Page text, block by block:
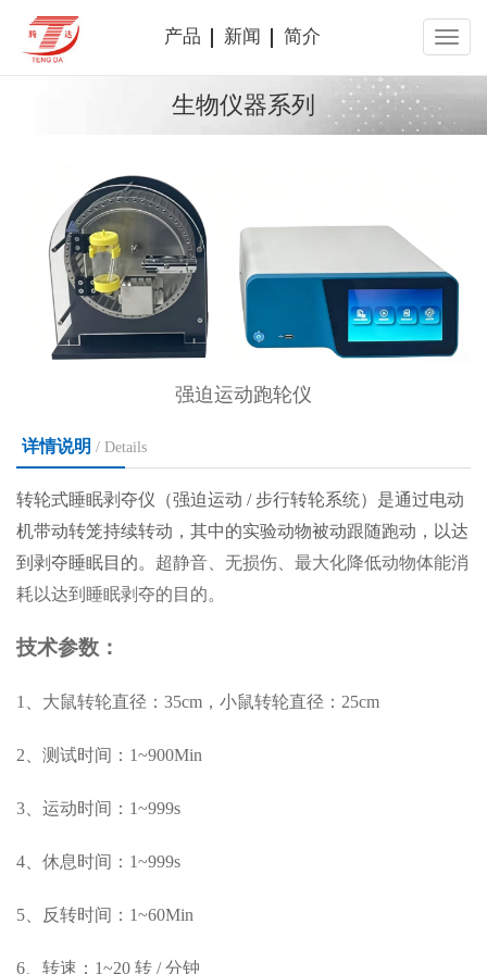
产品 新闻 简介
生物仪器系列
强迫运动跑轮仪
详情说明 / Details
转轮式睡眠剥夺仪（强迫运动 / 步行转轮系统）是通过电动
机带动转笼持续转动，其中的实验动物被动跟随跑动，以达
到剥夺睡眠目的。 超静音、无损伤、最大化降低动物体能消
耗以达到睡眠剥夺的目的。
技术参数：
1、大鼠转轮直径：35cm，小鼠转轮直径：25cm
2、测试时间：1~900Min
3、运动时间：1~999s
4、休息时间：1~999s
5、反转时间：1~60Min
6、转速：1~20 转 / 分钟